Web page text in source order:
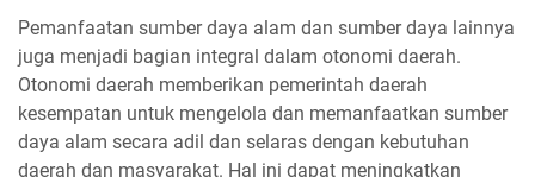
Pemanfaatan sumber daya alam dan sumber daya lainnya
juga menjadi bagian integral dalam otonomi daerah.
Otonomi daerah memberikan pemerintah daerah
kesempatan untuk mengelola dan memanfaatkan sumber
daya alam secara adil dan selaras dengan kebutuhan
daerah dan masyarakat. Hal ini dapat meningkatkan